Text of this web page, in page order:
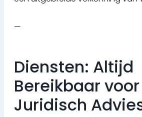
—
Diensten: Altijd
Bereikbaar voor
Juridisch